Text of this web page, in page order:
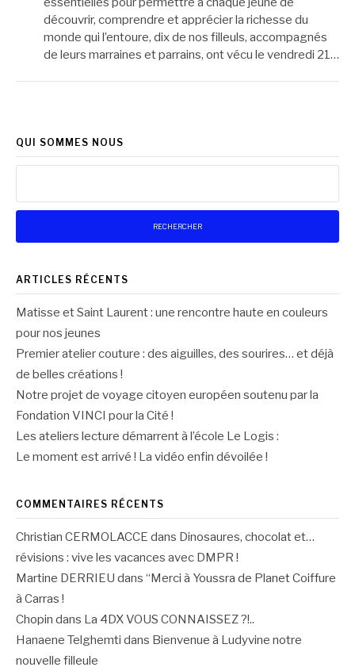
découvrir, comprendre et apprécier la richesse du
monde qui l’entoure, dix de nos filleuls, accompagnés
de leurs marraines et parrains, ont vécu le vendredi 21…
QUI SOMMES NOUS
ARTICLES RÉCENTS
Matisse et Saint Laurent : une rencontre haute en couleurs
pour nos jeunes
Premier atelier couture : des aiguilles, des sourires… et déjà
de belles créations !
Notre projet de voyage citoyen européen soutenu par la
Fondation VINCI pour la Cité !
Les ateliers lecture démarrent à l’école Le Logis :
Le moment est arrivé ! La vidéo enfin dévoilée !
COMMENTAIRES RÉCENTS
Christian CERMOLACCE dans Dinosaures, chocolat et…
révisions : vive les vacances avec DMPR !
Martine DERRIEU dans “Merci à Youssra de Planet Coiffure
à Carras !
Chopin dans La 4DX VOUS CONNAISSEZ ?!..
Hanaene Telghemti dans Bienvenue à Ludyvine notre
nouvelle filleule